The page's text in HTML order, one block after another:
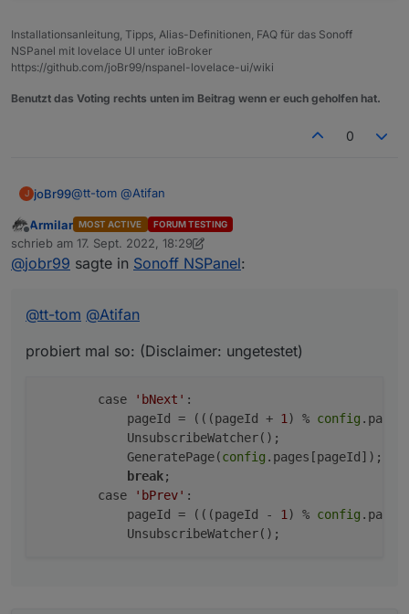
    "parent": undefined,
    "items": [
<PageItem>{ id:
Installationsanleitung, Tipps, Alias-Definitionen, FAQ für das Sonoff
NSPanel mit lovelace UI unter ioBroker
https://github.com/joBr99/nspanel-lovelace-ui/wiki
Benutzt das Voting rechts unten im Beitrag wenn er euch geholfen hat.
0
J joBr99@tt-tom @Atifan
probiert mal so: (Disclaimer: ungetestet)
        case 'bNext':
        case 'bPrev':
Offline
Armilar MOST ACTIVE FORUM TESTING
schrieb am 17. Sept. 2022, 18:29
zuletzt editiert von Armilar
@jobr99 sagte in Sonoff NSPanel:
@tt-tom @Atifan
probiert mal so: (Disclaimer: ungetestet)
        case
'bNext' :
            pageId = (((pageId +
1) % config
            UnsubscribeWatcher();
            GeneratePage(
config .pages[pageId]);
break;
        case
'bPrev' :
            pageId = (((pageId -
1) % config